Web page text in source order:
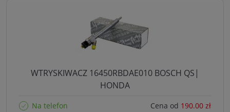
WTRYSKIWACZ 16450RBDAE010 BOSCH QS|
HONDA
Na telefon Cena od 190.00 zł